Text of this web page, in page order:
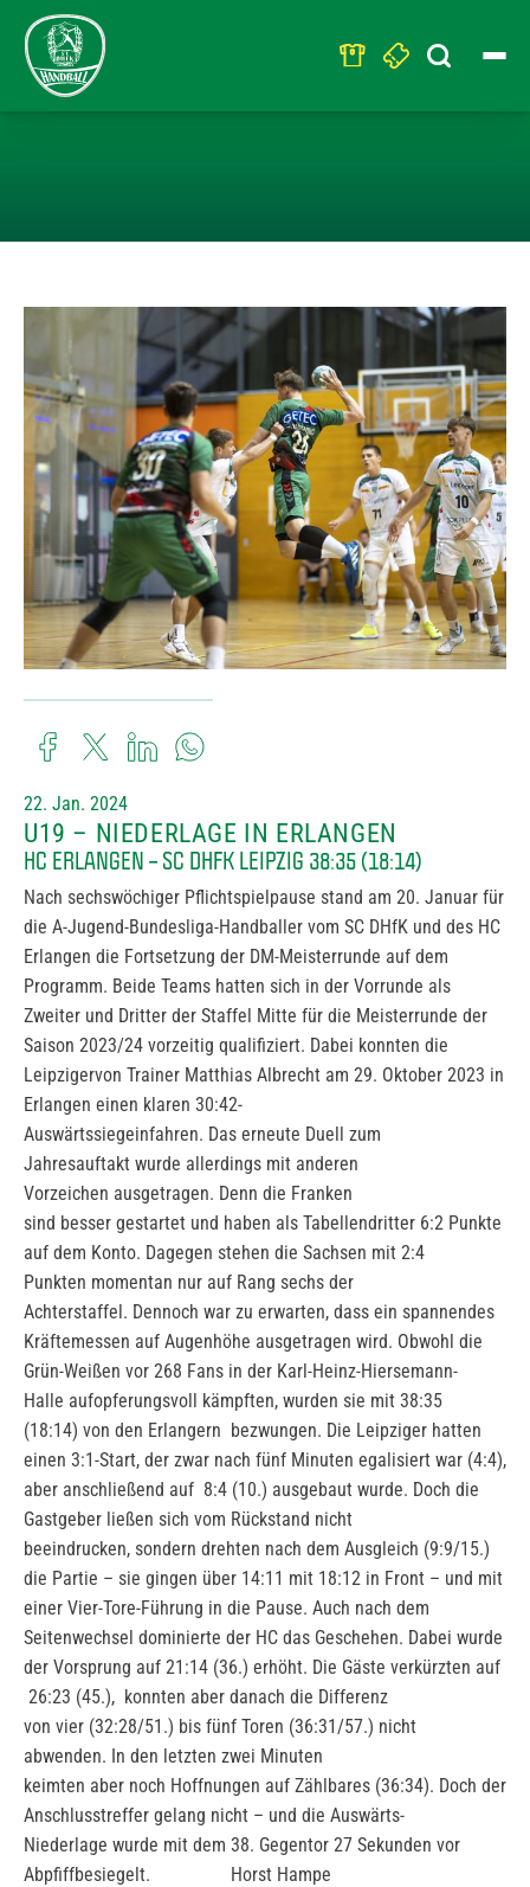
Search
for:
22. Jan. 2024
U19 – NIEDERLAGE IN ERLANGEN
HC ERLANGEN – SC DHFK LEIPZIG 38:35 (18:14)
Nach sechswöchiger Pflichtspielpause stand am 20. Januar für
die A-Jugend-Bundesliga-Handballer vom SC DHfK und des HC
Erlangen die Fortsetzung der DM-Meisterrunde auf dem
Programm. Beide Teams hatten sich in der Vorrunde als
Zweiter und Dritter der Staffel Mitte für die Meisterrunde der
Saison 2023/24 vorzeitig qualifiziert. Dabei konnten die
Leipzigervon Trainer Matthias Albrecht am 29. Oktober 2023 in
Erlangen einen klaren 30:42-
Auswärtssiegeinfahren. Das erneute Duell zum
Jahresauftakt wurde allerdings mit anderen
Vorzeichen ausgetragen. Denn die Franken
sind besser gestartet und haben als Tabellendritter 6:2 Punkte
auf dem Konto. Dagegen stehen die Sachsen mit 2:4
Punkten momentan nur auf Rang sechs der
Achterstaffel. Dennoch war zu erwarten, dass ein spannendes
Kräftemessen auf Augenhöhe ausgetragen wird. Obwohl die
Grün-Weißen vor 268 Fans in der Karl-Heinz-Hiersemann-
Halle aufopferungsvoll kämpften, wurden sie mit 38:35
(18:14) von den Erlangern bezwungen. Die Leipziger hatten
einen 3:1-Start, der zwar nach fünf Minuten egalisiert war (4:4),
aber anschließend auf 8:4 (10.) ausgebaut wurde. Doch die
Gastgeber ließen sich vom Rückstand nicht
beeindrucken, sondern drehten nach dem Ausgleich (9:9/15.)
die Partie – sie gingen über 14:11 mit 18:12 in Front – und mit
einer Vier-Tore-Führung in die Pause. Auch nach dem
Seitenwechsel dominierte der HC das Geschehen. Dabei wurde
der Vorsprung auf 21:14 (36.) erhöht. Die Gäste verkürzten auf
26:23 (45.), konnten aber danach die Differenz
von vier (32:28/51.) bis fünf Toren (36:31/57.) nicht
abwenden. In den letzten zwei Minuten
keimten aber noch Hoffnungen auf Zählbares (36:34). Doch der
Anschlusstreffer gelang nicht – und die Auswärts-
Niederlage wurde mit dem 38. Gegentor 27 Sekunden vor
Abpfiffbesiegelt. Horst Hampe